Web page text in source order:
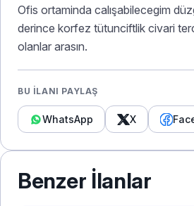
Ofis ortaminda calışabilecegim
derince korfez tütunciftlik civari
olanlar arasın.
BU İLANI PAYLAŞ
WhatsApp X
Benzer İlanlar